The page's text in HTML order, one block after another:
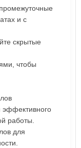
и с
скрытые
чтобы
эффективного
работы.
для